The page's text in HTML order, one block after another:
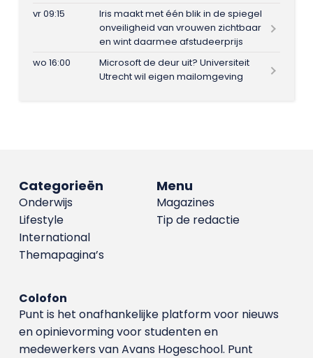
vr 09:15
Iris maakt met één blik in de spiegel
onveiligheid van vrouwen zichtbaar
en wint daarmee afstudeerprijs
wo 16:00
Microsoft de deur uit? Universiteit
Utrecht wil eigen mailomgeving
Menu
Magazines
Tip de redactie
Categorieën
Onderwijs
Lifestyle
International
Themapagina’s
Colofon
Punt is het onafhankelijke platform voor nieuws
en opinievorming voor studenten en
medewerkers van Avans Hoge­school. Punt